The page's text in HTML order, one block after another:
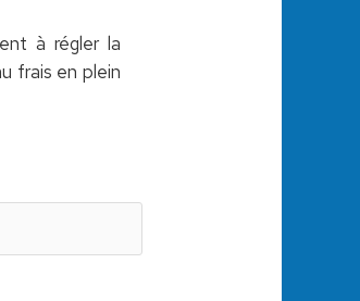
à régler la
frais en plein